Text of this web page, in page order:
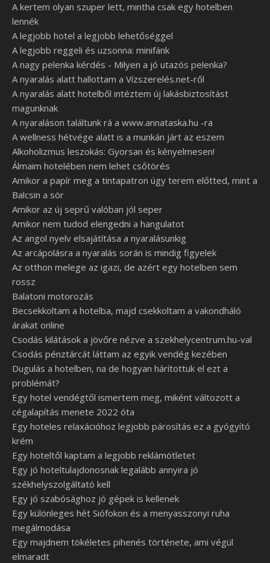
A kertem olyan szuper lett, mintha csak egy hotelben
lennék
A legjobb hotel a legjobb lehetőséggel
A legjobb reggeli és uzsonna: minifánk
A nagy pelenka kérdés - Milyen a jó utazós pelenka?
A nyaralás alatt hallottam a Vízszerelés.net-ről
A nyaralás alatt hotelből intéztem új lakásbiztosítást
magunknak
A nyaraláson találtunk rá a www.annataska.hu -ra
A wellness hétvége alatt is a munkán járt az eszem
Alkoholizmus leszokás: Gyorsan és kényelmesen!
Álmaim hotelében nem lehet csőtörés
Amikor a papír meg a tintapatron úgy terem előtted, mint a
Balcsin a sör
Amikor az új seprű valóban jól seper
Amikor nem tudod elengedni a hangulatot
Az angol nyelv elsajátítása a nyaralásunkig
Az arcápolásra a nyaralás során is mindig figyelek
Az otthon melege az igazi, de azért egy hotelben sem
rossz
Balatoni motorozás
Becsekkoltam a hotelba, majd csekkoltam a vakondháló
árakat online
Csodás kilátások a jövőre nézve a szekhelycentrum.hu-val
Csodás pénztárcát láttam az egyik vendég kezében
Dugulás a hotelben, na de hogyan hárítottuk el ezt a
problémát?
Egy hotel vendégtől ismertem meg, miként változott a
cégalapítás menete 2022 óta
Egy hoteles relaxációhoz legjobb párosítás ez a gyógyító
krém
Egy hoteltől kaptam a legjobb reklámötletet
Egy jó hoteltulajdonosnak legalább annyira jó
székhelyszolgáltató kell
Egy jó szabósághoz jó gépek is kellenek
Egy különleges hét Siófokon és a menyasszonyi ruha
megálmodása
Egy majdnem tökéletes pihenés története, ami végül
elmaradt